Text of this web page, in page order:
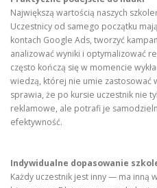
Największą wartością naszych
Uczestnicy od samego początku
kontach Google Ads, tworzyć
analizować wyniki i optymalizować
często kończą się w momencie
wiedzą, której nie umie zastosować
sprawia, że po kursie uczestnik nie
reklamowe, ale potrafi je
efektywność.
Indywidualne dopasowanie
Każdy uczestnik jest inny — ma inną